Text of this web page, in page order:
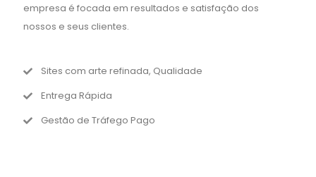
empresa é focada em resultados e satisfação dos
nossos e seus clientes.
Sites com arte refinada, Qualidade
Entrega Rápida
Gestão de Tráfego Pago